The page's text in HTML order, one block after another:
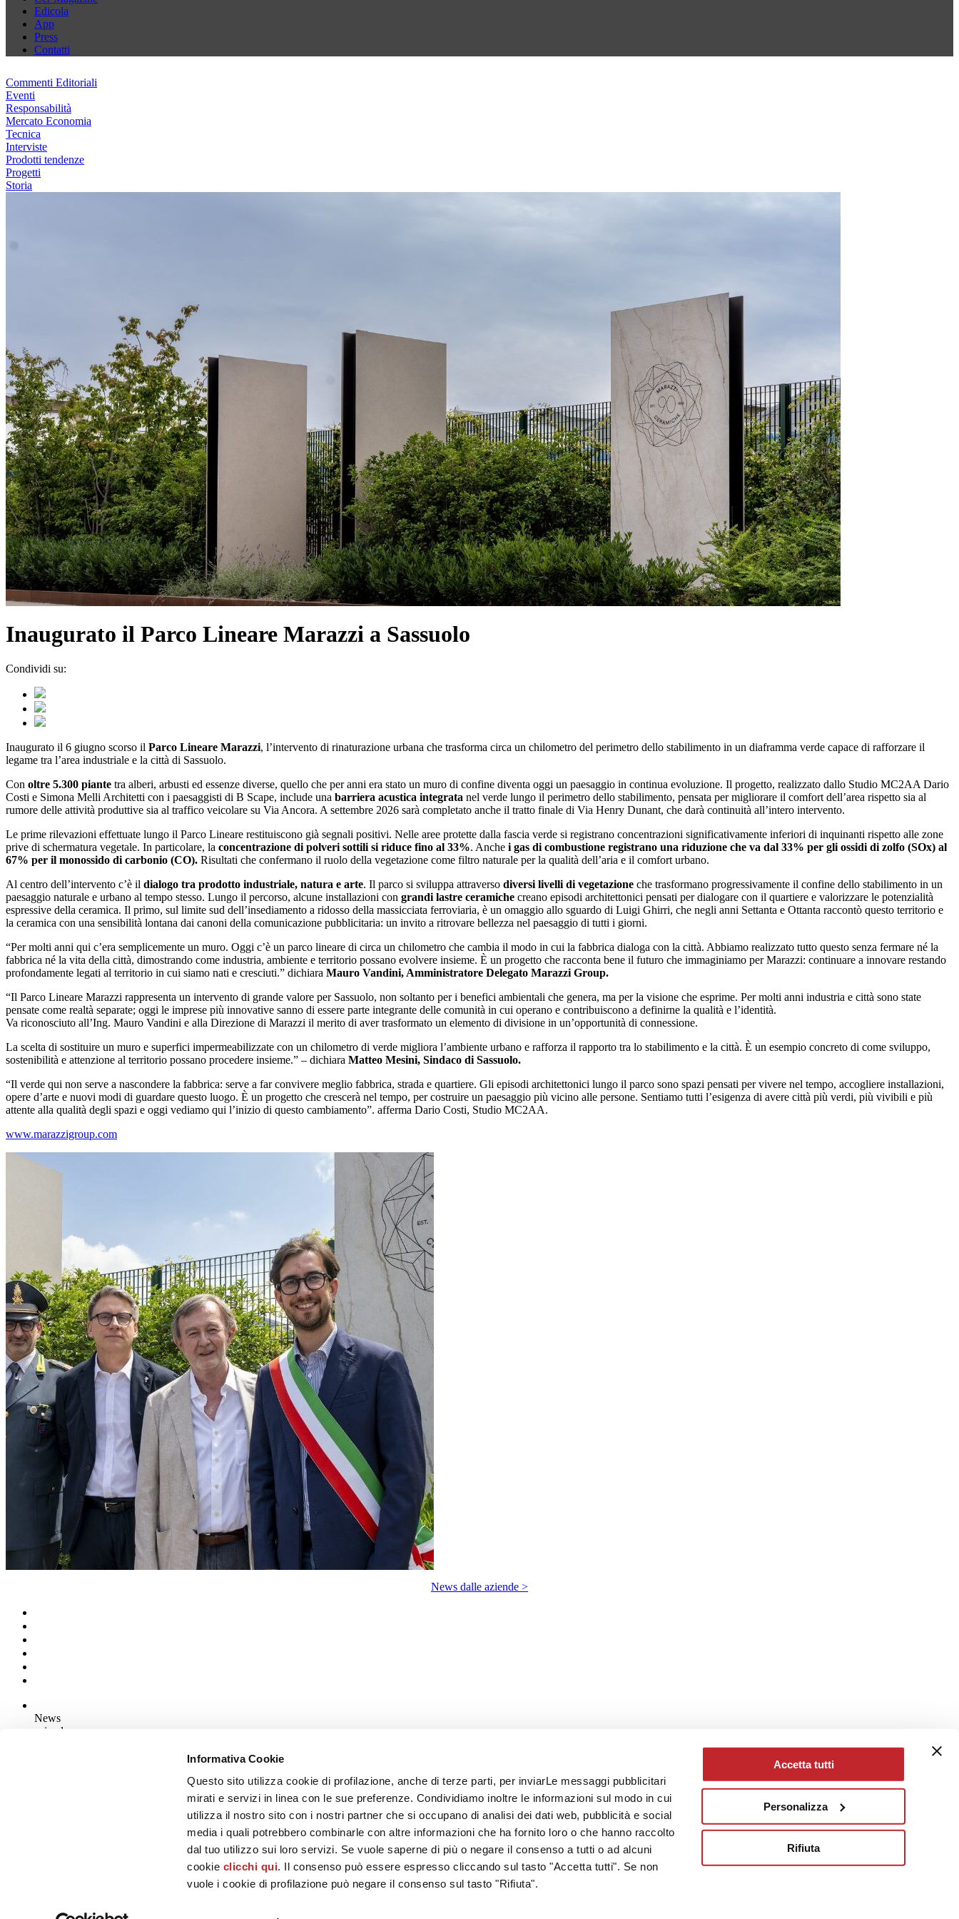
Informativa Cookie
Questo sito utilizza cookie di profilazione, anche di terze parti, per inviarLe messaggi pubblicitari
mirati e servizi in linea con le sue preferenze. Condividiamo inoltre le informazioni sul modo in cui
utilizza il nostro sito con i nostri partner che si occupano di analisi dei dati web, pubblicità e social
media i quali potrebbero combinarle con altre informazioni che ha fornito loro o che hanno raccolto
dal tuo utilizzo sui loro servizi. Se vuole saperne di più o negare il consenso a tutti o ad alcuni
cookie clicchi qui. Il consenso può essere espresso cliccando sul tasto "Accetta tutti". Se non
vuole i cookie di profilazione può negare il consenso sul tasto "Rifiuta".
Accetta tutti
Personalizza
Rifiuta
Edicola
App
Press
Contatti
Commenti Editoriali
Eventi
Responsabilità
Mercato Economia
Tecnica
Interviste
Prodotti tendenze
Progetti
Storia
Inaugurato il Parco Lineare Marazzi a Sassuolo
Condividi su:
Inaugurato il 6 giugno scorso il Parco Lineare Marazzi, l’intervento di rinaturazione urbana che trasforma circa un chilometro del perimetro dello stabilimento in un diaframma verde capace di rafforzare il
legame tra l’area industriale e la città di Sassuolo.
Con oltre 5.300 piante tra alberi, arbusti ed essenze diverse, quello che per anni era stato un muro di confine diventa oggi un paesaggio in continua evoluzione. Il progetto, realizzato dallo Studio MC2AA Dario
Costi e Simona Melli Architetti con i paesaggisti di B Scape, include una barriera acustica integrata nel verde lungo il perimetro dello stabilimento, pensata per migliorare il comfort dell’area rispetto sia al
rumore delle attività produttive sia al traffico veicolare su Via Ancora. A settembre 2026 sarà completato anche il tratto finale di Via Henry Dunant, che darà continuità all’intero intervento.
Le prime rilevazioni effettuate lungo il Parco Lineare restituiscono già segnali positivi. Nelle aree protette dalla fascia verde si registrano concentrazioni significativamente inferiori di inquinanti rispetto alle zone
prive di schermatura vegetale. In particolare, la concentrazione di polveri sottili si riduce fino al 33%. Anche i gas di combustione registrano una riduzione che va dal 33% per gli ossidi di zolfo (SOx) al
67% per il monossido di carbonio (CO). Risultati che confermano il ruolo della vegetazione come filtro naturale per la qualità dell’aria e il comfort urbano.
Al centro dell’intervento c’è il dialogo tra prodotto industriale, natura e arte. Il parco si sviluppa attraverso diversi livelli di vegetazione che trasformano progressivamente il confine dello stabilimento in un
paesaggio naturale e urbano al tempo stesso. Lungo il percorso, alcune installazioni con grandi lastre ceramiche creano episodi architettonici pensati per dialogare con il quartiere e valorizzare le potenzialità
espressive della ceramica. Il primo, sul limite sud dell’insediamento a ridosso della massicciata ferroviaria, è un omaggio allo sguardo di Luigi Ghirri, che negli anni Settanta e Ottanta raccontò questo territorio e
la ceramica con una sensibilità lontana dai canoni della comunicazione pubblicitaria: un invito a ritrovare bellezza nel paesaggio di tutti i giorni.
“Per molti anni qui c’era semplicemente un muro. Oggi c’è un parco lineare di circa un chilometro che cambia il modo in cui la fabbrica dialoga con la città. Abbiamo realizzato tutto questo senza fermare né la
fabbrica né la vita della città, dimostrando come industria, ambiente e territorio possano evolvere insieme. È un progetto che racconta bene il futuro che immaginiamo per Marazzi: continuare a innovare restando
profondamente legati al territorio in cui siamo nati e cresciuti.” dichiara Mauro Vandini, Amministratore Delegato Marazzi Group.
“Il Parco Lineare Marazzi rappresenta un intervento di grande valore per Sassuolo, non soltanto per i benefici ambientali che genera, ma per la visione che esprime. Per molti anni industria e città sono state
pensate come realtà separate; oggi le imprese più innovative sanno di essere parte integrante delle comunità in cui operano e contribuiscono a definirne la qualità e l’identità.
Va riconosciuto all’Ing. Mauro Vandini e alla Direzione di Marazzi il merito di aver trasformato un elemento di divisione in un’opportunità di connessione.
La scelta di sostituire un muro e superfici impermeabilizzate con un chilometro di verde migliora l’ambiente urbano e rafforza il rapporto tra lo stabilimento e la città. È un esempio concreto di come sviluppo,
sostenibilità e attenzione al territorio possano procedere insieme.” – dichiara Matteo Mesini, Sindaco di Sassuolo.
“Il verde qui non serve a nascondere la fabbrica: serve a far convivere meglio fabbrica, strada e quartiere. Gli episodi architettonici lungo il parco sono spazi pensati per vivere nel tempo, accogliere installazioni,
opere d’arte e nuovi modi di guardare questo luogo. È un progetto che crescerà nel tempo, per costruire un paesaggio più vicino alle persone. Sentiamo tutti l’esigenza di avere città più verdi, più vivibili e più
attente alla qualità degli spazi e oggi vediamo qui l’inizio di questo cambiamento”. afferma Dario Costi, Studio MC2AA.
www.marazzigroup.com
News dalle aziende >
News
aziende
Viale Monte Santo, 40 - 41049 Sassuolo (MO) - Italy
Capitale Sociale: 2.500.000 euro - Codice fiscale e P.IVA 00853700367